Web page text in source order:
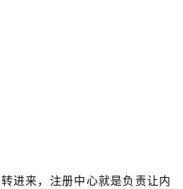
进来，注册中心就是负责让内